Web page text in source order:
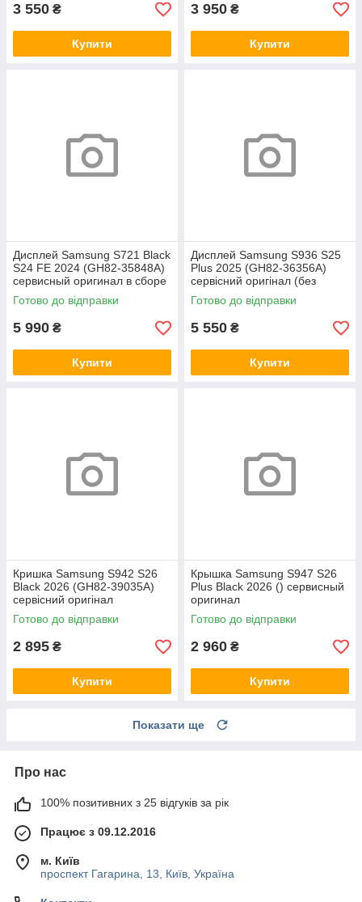
3 550 ₴
Купити
3 950 ₴
Купити
Дисплей Samsung S721 Black
S24 FE 2024 (GH82-35848A)
сервисный оригинал в сборе
с рамкой
Готово до відправки
5 990 ₴
Купити
Дисплей Samsung S936 S25
Plus 2025 (GH82-36356A)
сервісний оригінал (без
рамки)
Готово до відправки
5 550 ₴
Купити
Кришка Samsung S942 S26
Black 2026 (GH82-39035A)
сервісний оригінал
Готово до відправки
2 895 ₴
Купити
Крышка Samsung S947 S26
Plus Black 2026 () сервисный
оригинал
Готово до відправки
2 960 ₴
Купити
Показати ще
Про нас
100% позитивних з 25 відгуків за рік
Працює з 09.12.2016
м. Київ
проспект Гагарина, 13, Київ, Україна